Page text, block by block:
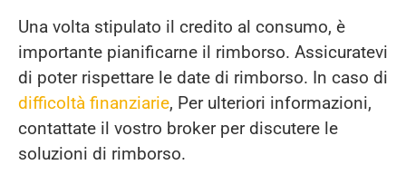
Una volta stipulato il credito al consumo, è
importante pianificarne il rimborso. Assicuratevi
di poter rispettare le date di rimborso. In caso di
difficoltà finanziarie, Per ulteriori informazioni,
contattate il vostro broker per discutere le
soluzioni di rimborso.